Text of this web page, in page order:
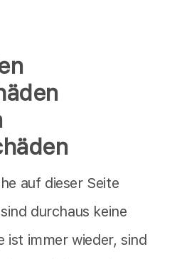
auf dieser Seite
durchaus keine
ist immer wieder, sind